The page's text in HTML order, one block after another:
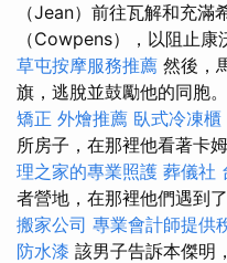
（Jean）前往瓦解和充
（Cowpens），以阻止
草屯按摩服務推薦 然後，
旗，逃脫並鼓勵他的同胞。
矯正 外燴推薦 臥式冷凍櫃
所房子，在那裡他看著卡
理之家的專業照護 葬儀社
者營地，在那裡他們遇到
搬家公司 專業會計師提供
防水漆 該男子告訴本傑明